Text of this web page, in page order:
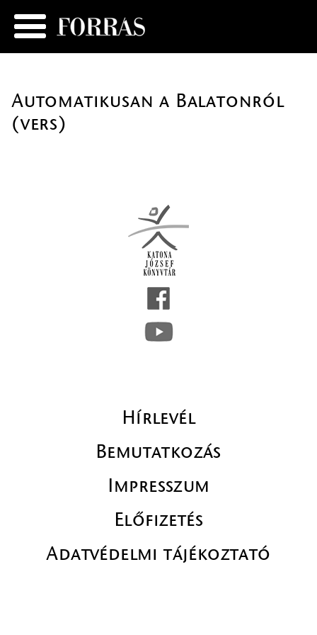
Automatikusan a Balatonról
(vers)
Hírlevél
Bemutatkozás
Impresszum
Előfizetés
Adatvédelmi tájékoztató